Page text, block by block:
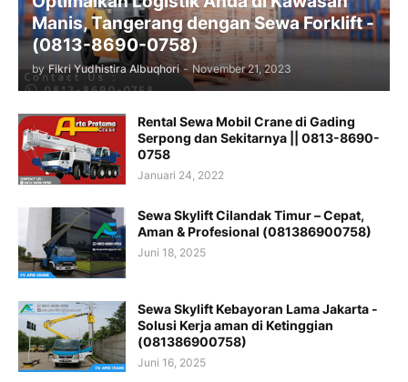
Manis, Tangerang dengan Sewa Forklift -
(0813-8690-0758)
by Fikri Yudhistira Albuqhori - November 21, 2023
Rental Sewa Mobil Crane di Gading
Serpong dan Sekitarnya || 0813-8690-
0758
Januari 24, 2022
Sewa Skylift Cilandak Timur – Cepat,
Aman & Profesional (081386900758)
Juni 18, 2025
Sewa Skylift Kebayoran Lama Jakarta -
Solusi Kerja aman di Ketinggian
(081386900758)
Juni 16, 2025